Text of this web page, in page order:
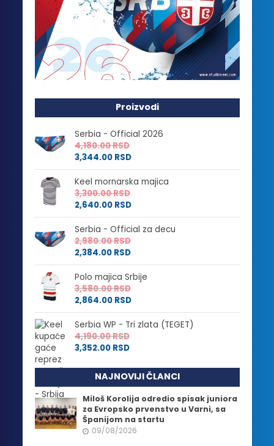
Proizvodi
Serbia - Official 2026
4,180.00RSD
3,344.00 RSD
Keel mornarska majica
3,300.00RSD
2,640.00 RSD
Serbia - Official za decu
2,980.00RSD
2,384.00 RSD
Polo majica Srbije
3,580.00RSD
2,864.00 RSD
Serbia WP - Tri zlata (TEGET)
4,190.00RSD
3,352.00 RSD
NAJNOVIJI ČLANCI
Miloš Korolija odredio spisak juniora
za Evropsko prvenstvo u Varni, sa
Španijom na startu
09/08/2026